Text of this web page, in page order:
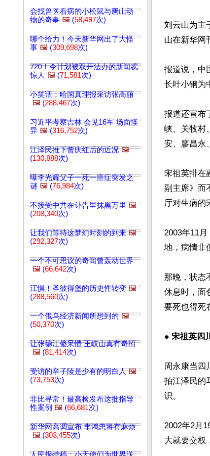
会找兽医看病的小松鼠与唐山动
物的奇事 🖼️ (58,497次)
哪个给力！今天新华网出了大怪
事 🖼️ (309,698次)
720！令计划被双开法办的新闻忒
惊人 🖼️ (71,581次)
小笑话：哈国真理报采访张高丽
🖼️ (288,467次)
习近平考察吉林 会见16军 场面怪
异 🖼️ (316,752次)
江泽民推下曾庆红后的近况 🖼️
(130,888次)
曝李光耀父子一死一癌症突发之
谜 🖼️ (76,984次)
不接受中共在讣告里抹黑万里 🖼️
(208,340次)
让我们等待这梦幻时刻的到来 🖼️
(292,327次)
一个不可思议的奇闻曾轰动世界
🖼️ (66,642次)
江惧！圣彼得堡的历史性转变 🖼️
(288,560次)
一个俄乌经济新闻所想到的 🖼️
(50,370次)
让张德江傻呆懵 王岐山真有奇招
🖼️ (81,414次)
受访的辛子陵是少有的明白人 🖼️
(73,753次)
非比寻常！最高检发布这批指导
性案例 🖼️ (66,681次)
新华网高调宣布 李鸿忠将有麻烦
🖼️ (303,455次)
刘云山为主
山在新华网
报道说，中
长叶小钢为
报道还宣布
峡、关牧村
安、廖昌永
宋祖英排在
副主席》而
厅对生病的
2003年11
地，病情非
那晚，状态
休息时，面
要死也得死
● 宋祖英四
周永康当四
拍江泽民的
识。
2002年2月
大就要交权